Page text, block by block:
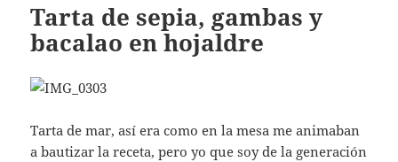
Tarta de sepia, gambas y
bacalao en hojaldre
Tarta de mar, así era como en la mesa me animaban
a bautizar la receta, pero yo que soy de la generación